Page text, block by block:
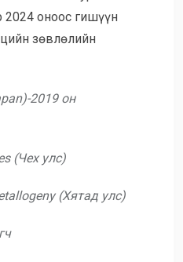
2024 оноос гишүүн
зөвлөлийн
2019 он
(Чех улс)
(Хятад улс)